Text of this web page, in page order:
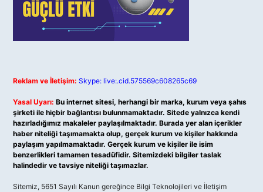
Reklam ve İletişim: Skype: live:.cid.575569c608265c69
Yasal Uyarı: Bu internet sitesi, herhangi bir marka, kurum veya şahıs
şirketi ile hiçbir bağlantısı bulunmamaktadır. Sitede yalnızca kendi
hazırladığımız makaleler paylaşılmaktadır. Burada yer alan içerikler
haber niteliği taşımamakta olup, gerçek kurum ve kişiler hakkında
paylaşım yapılmamaktadır. Gerçek kurum ve kişiler ile isim
benzerlikleri tamamen tesadüfidir. Sitemizdeki bilgiler taslak
halindedir ve tavsiye niteliği taşımazlar.
Sitemiz, 5651 Sayılı Kanun gereğince Bilgi Teknolojileri ve İletişim